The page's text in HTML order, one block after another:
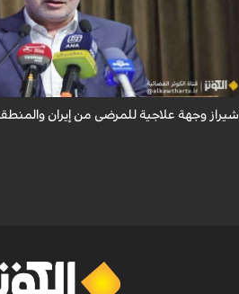
تُعدّ المراكز العلاجية في شيراز، بدعم من كفاءاتها
وجهةً للمرضى من داخل إيران وخارجها.
شيراز وجهة علاجية للمرضى من إيران